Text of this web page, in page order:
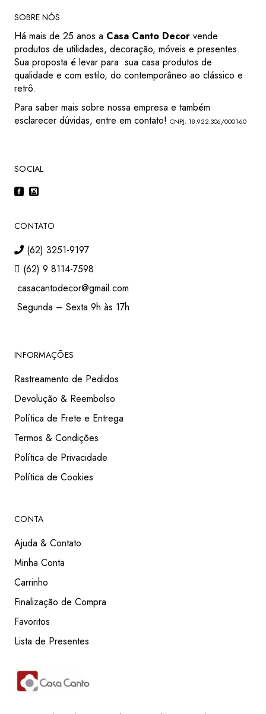
SOBRE NÓS
Há mais de 25 anos a Casa Canto Decor vende
produtos de utilidades, decoração, móveis e presentes.
Sua proposta é levar para sua casa produtos de
qualidade e com estilo, do contemporâneo ao clássico e
retrô.
Para saber mais sobre nossa empresa e também
esclarecer dúvidas, entre em contato! CNPJ: 18.922.306/0001-60
SOCIAL
CONTATO
(62) 3251-9197
(62) 9 8114-7598
casacantodecor@gmail.com
Segunda – Sexta 9h às 17h
INFORMAÇÕES
Rastreamento de Pedidos
Devolução & Reembolso
Política de Frete e Entrega
Termos & Condições
Política de Privacidade
Política de Cookies
CONTA
Ajuda & Contato
Minha Conta
Carrinho
Finalização de Compra
Favoritos
Lista de Presentes